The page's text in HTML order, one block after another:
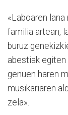
«Laboaren
familia artean,
buruz
abestiak egiten
genuen haren
musikariaren
zela».